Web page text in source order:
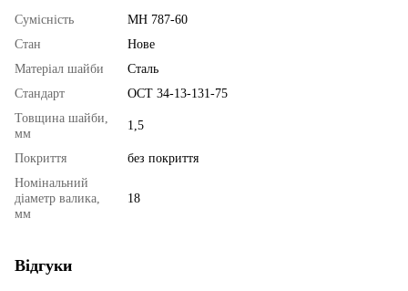
Сумісність
МН 787-60
Стан
Нове
Матеріал шайби
Сталь
Стандарт
ОСТ 34-13-131-75
Товщина шайби,
мм
1,5
Покриття
без покриття
Номінальний
діаметр валика,
мм
18
Відгуки